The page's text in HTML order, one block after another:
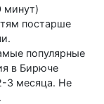
минут)
постарше
популярные
в Бирюче
3 месяца. Не